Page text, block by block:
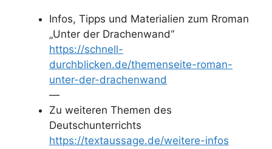
Infos, Tipps und Materialien zum Rroman
„Unter der Drachenwand“
https://schnell-
durchblicken.de/themenseite-roman-
unter-der-drachenwand
—
Zu weiteren Themen des
Deutschunterrichts
https://textaussage.de/weitere-infos